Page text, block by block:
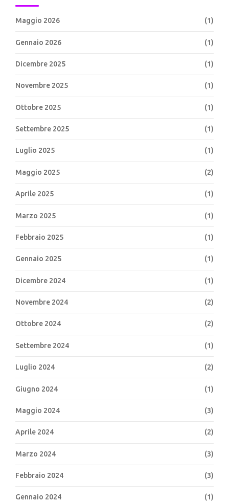
Maggio 2026 (1)
Gennaio 2026 (1)
Dicembre 2025 (1)
Novembre 2025 (1)
Ottobre 2025 (1)
Settembre 2025 (1)
Luglio 2025 (1)
Maggio 2025 (2)
Aprile 2025 (1)
Marzo 2025 (1)
Febbraio 2025 (1)
Gennaio 2025 (1)
Dicembre 2024 (1)
Novembre 2024 (2)
Ottobre 2024 (2)
Settembre 2024 (1)
Luglio 2024 (2)
Giugno 2024 (1)
Maggio 2024 (3)
Aprile 2024 (2)
Marzo 2024 (3)
Febbraio 2024 (3)
Gennaio 2024 (1)